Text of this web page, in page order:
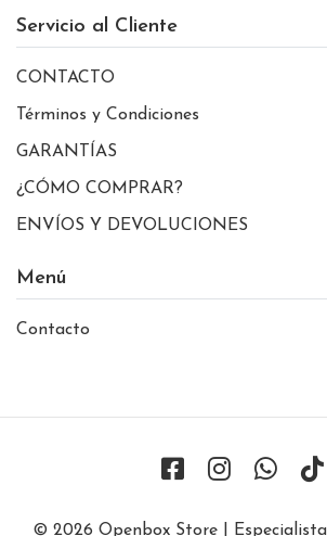
Servicio al Cliente
CONTACTO
Términos y Condiciones
GARANTÍAS
¿CÓMO COMPRAR?
ENVÍOS Y DEVOLUCIONES
Menú
Contacto
© 2026 Openbox Store |